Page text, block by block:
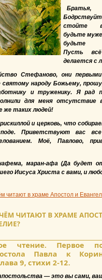
Братья,
стойте
будьте
будьте
Пусть
делается с
Стефаново, они
святому народу Божьему,
и труженику. Я рад
для меня отсутствие
же таких людей!
и церковь, что
Приветствуют вас
Моё, Павлово,
маран-афа (Да будет
Иисуса Христа с вами, и
читают в храме Апостол и
ЧИТАЮТ В ХРАМЕ
чтение. Первое
Павла к
9, стихи 2-12.
— это вы сами,